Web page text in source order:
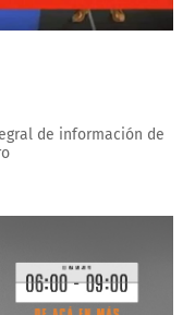
de información de